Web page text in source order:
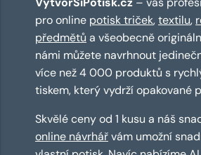
pro online potisk triček,textilu,
předmětů a všeobecně
námi můžete navrhnout
více než 4 000 produktů s
tiskem, který vydrží opakované
Skvělé ceny od 1 kusu a náš
online návrhářvám umožní